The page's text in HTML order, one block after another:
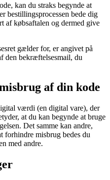
kan du straks begynde at
bestillingsprocessen bede dig
af købsaftalen og dermed give
gælder for, er angivet på
den bekræftelsesmail, du
af din kode
værdi (en digital vare), der
at du kan begynde at bruge
Det samme kan andre,
forhindre misbrug bedes du
med andre.